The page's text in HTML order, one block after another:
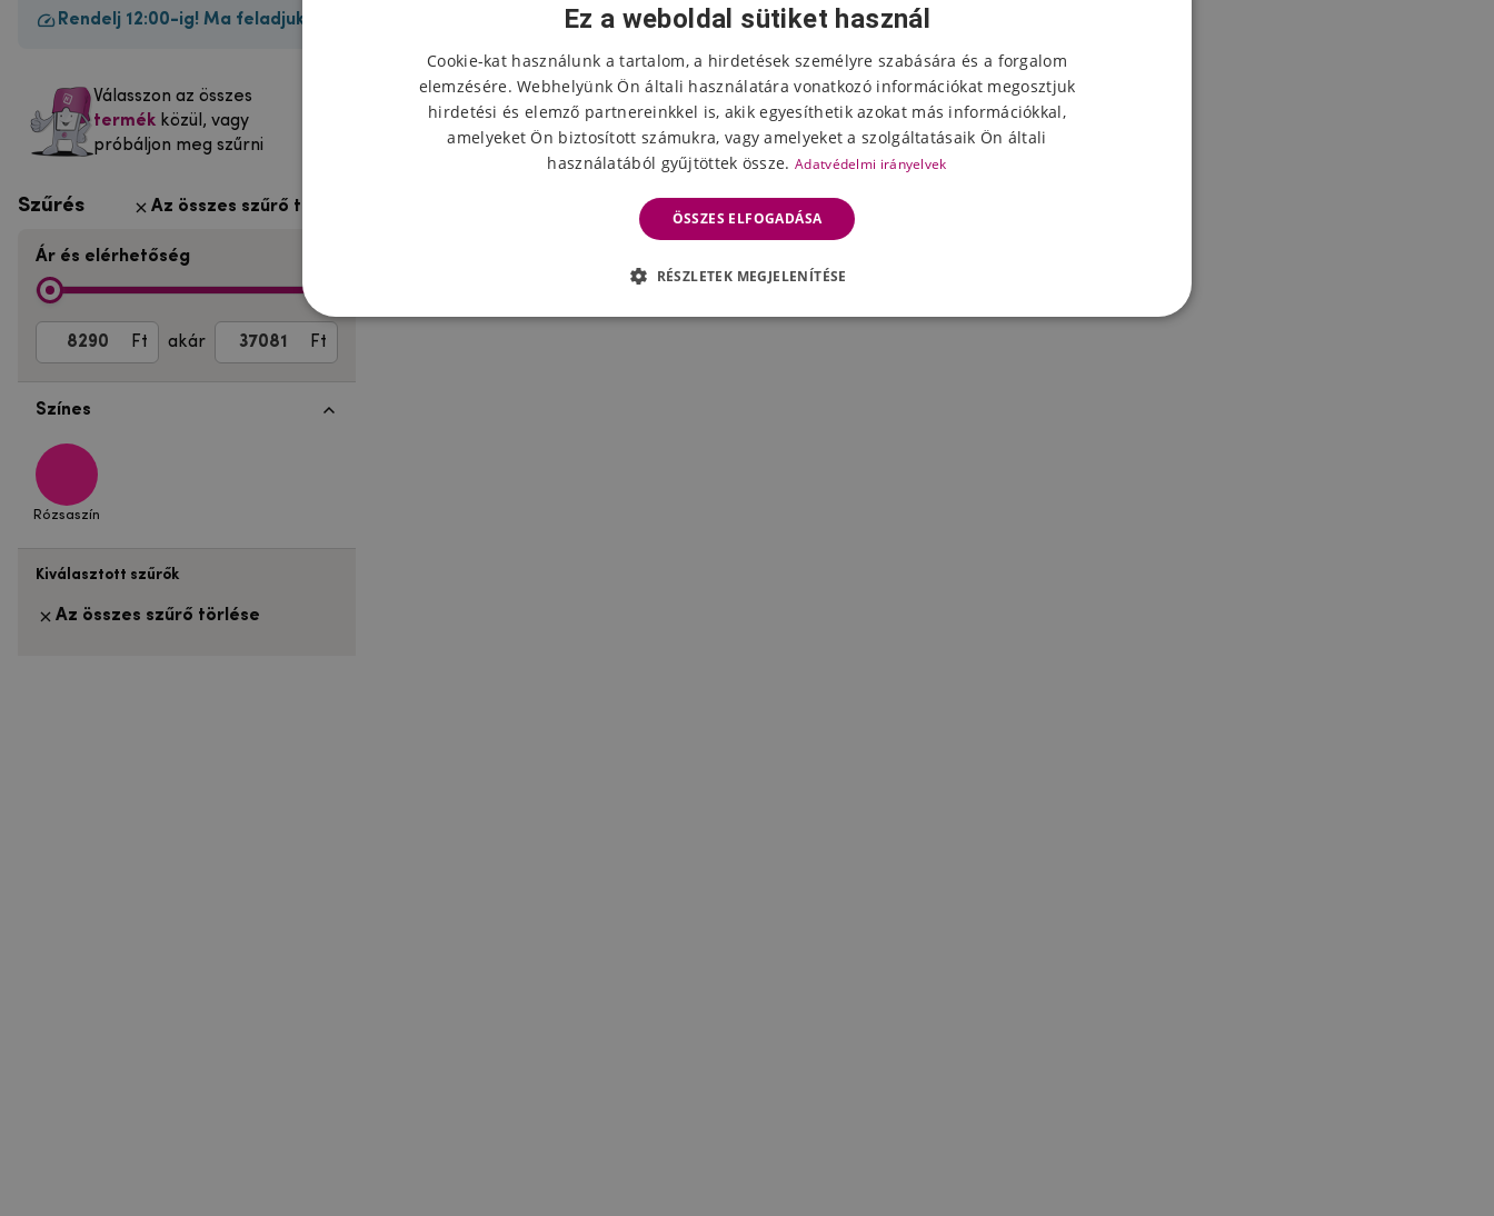
Rendelj 12:00-ig! Ma feladjuk!
Válasszon az összes
termék közül, vagy
próbáljon meg szűrni
Szűrés Az összes szűrő törlése
Ár és elérhetőség
Ft akár Ft
Színes
Rózsaszín
Kiválasztott szűrők
Az összes szűrő törlése
Ez a weboldal sütiket használ
Cookie-kat használunk a tartalom, a hirdetések személyre szabására és a forgalom
elemzésére. Webhelyünk Ön általi használatára vonatkozó információkat megosztjuk
hirdetési és elemző partnereinkkel is, akik egyesíthetik azokat más információkkal,
amelyeket Ön biztosított számukra, vagy amelyeket a szolgáltatásaik Ön általi
használatából gyűjtöttek össze. Adatvédelmi irányelvek
ÖSSZES ELFOGADÁSA
RÉSZLETEK MEGJELENÍTÉSE